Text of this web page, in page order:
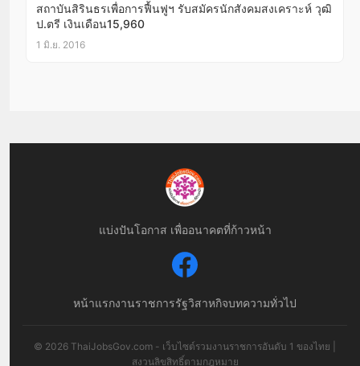
สถาบันสิรินธรเพื่อการฟื้นฟูฯ รับสมัครนักสังคมสงเคราะห์ วุฒิ
ป.ตรี เงินเดือน15,960
1 มิ.ย. 2016
แบ่งปันโอกาส เพื่ออนาคตที่ก้าวหน้า
หน้าแรกงานราชการรัฐวิสาหกิจบทความทั่วไป
© 2026 ThaiJobsGov.com - เว็บไซต์รวมงานราชการอันดับ 1 ของไทย |
สงวนลิขสิทธิ์ตามกฎหมาย